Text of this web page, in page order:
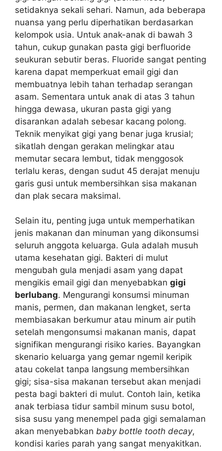
setidaknya sekali sehari. Namun, ada beberapa
nuansa yang perlu diperhatikan berdasarkan
kelompok usia. Untuk anak-anak di bawah 3
tahun, cukup gunakan pasta gigi berfluoride
seukuran sebutir beras. Fluoride sangat penting
karena dapat memperkuat email gigi dan
membuatnya lebih tahan terhadap serangan
asam. Sementara untuk anak di atas 3 tahun
hingga dewasa, ukuran pasta gigi yang
disarankan adalah sebesar kacang polong.
Teknik menyikat gigi yang benar juga krusial;
sikatlah dengan gerakan melingkar atau
memutar secara lembut, tidak menggosok
terlalu keras, dengan sudut 45 derajat menuju
garis gusi untuk membersihkan sisa makanan
dan plak secara maksimal.
Selain itu, penting juga untuk memperhatikan
jenis makanan dan minuman yang dikonsumsi
seluruh anggota keluarga. Gula adalah musuh
utama kesehatan gigi. Bakteri di mulut
mengubah gula menjadi asam yang dapat
mengikis email gigi dan menyebabkan gigi
berlubang. Mengurangi konsumsi minuman
manis, permen, dan makanan lengket, serta
membiasakan berkumur atau minum air putih
setelah mengonsumsi makanan manis, dapat
signifikan mengurangi risiko karies. Bayangkan
skenario keluarga yang gemar ngemil keripik
atau cokelat tanpa langsung membersihkan
gigi; sisa-sisa makanan tersebut akan menjadi
pesta bagi bakteri di mulut. Contoh lain, ketika
anak terbiasa tidur sambil minum susu botol,
sisa susu yang menempel pada gigi semalaman
akan menyebabkan baby bottle tooth decay,
kondisi karies parah yang sangat menyakitkan.